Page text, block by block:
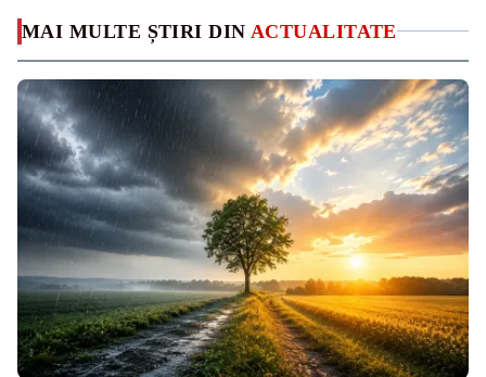
MAI MULTE ȘTIRI DIN ACTUALITATE